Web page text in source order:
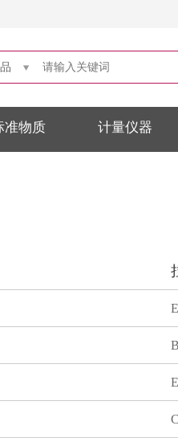
准物质 计量仪器